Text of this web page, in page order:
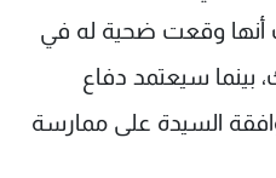
أنها وقعت ضحية له في
بينما سيعتمد دفاع
السيدة على ممارسة